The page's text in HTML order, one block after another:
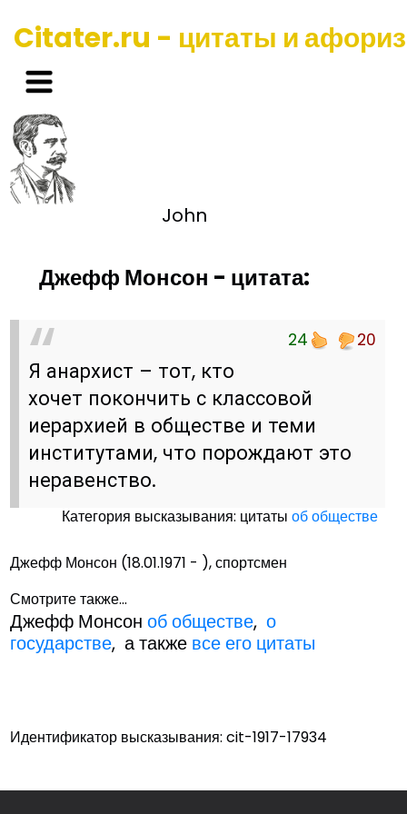
Citater.ru - цитаты и
John
Джефф Монсон - цитата:
24 20
Я анархист – тот, кто
хочет покончить с классовой
иерархией в обществе и теми
институтами, что порождают это
неравенство.
Категория высказывания: цитатыоб обществе
Джефф Монсон (18.01.1971 - ), спортсмен
Смотрите также...
Джефф Монсоноб обществе,о
государстве, а также все его цитаты
Идентификатор высказывания: cit-1917-17934